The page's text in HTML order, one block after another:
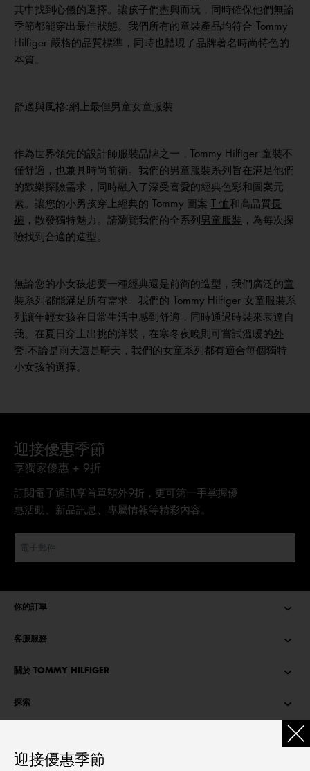
其中找到心儀的選擇。讓孩子們盡興而玩，同時確保他們無論
季節都能穿出最佳狀態。我們所有的童裝產品均符合 Tommy
Hilfiger 嚴格的品質標準，同時也體現了品牌著名時尚特色的
本質。
舒適與風格:網上最佳男童女童服裝
作為世界領先的設計師服裝品牌之一，Tommy Hilfiger 童裝不
僅舒適，也兼具時尚前衛。我們的 男童服裝 系列旨在滿足他們
的歡樂探險需求，同時融入了深受喜愛的經典色彩和圖案元
素。讓您的小男孩穿上經典的 Tommy 圖案
T 恤和高品質長
褲 ，散發獨特魅力。請瀏覽我們的全系列 男童服裝 ，為每次探
險找到合適的造型。
無論您的小女孩想要一種經典還是前衛的造型，我們廣泛的 童
裝系列 都能滿足所有需求。我們的 Tommy Hilfiger 女童服裝 系
列讓年輕女孩在日常生活中感到舒適，同時通過時裝來表達自
我。在夏日穿上出挑的洋裝，在寒冬夜晚則可嘗試溫暖的外
套 !不論是雨天還是晴天，我們的女童系列都有適合每個獨特
小女孩的選擇。
迎接優惠季節
享獨家優惠 + 9折
訂閱電子通訊享首單額外9折，更可第一手掌握優
惠活動、新品訊息、專屬情報等精彩內容。
你的訂單
客服服務
關於 TOMMY HILFIGER
探索
語言
迎接優惠季節